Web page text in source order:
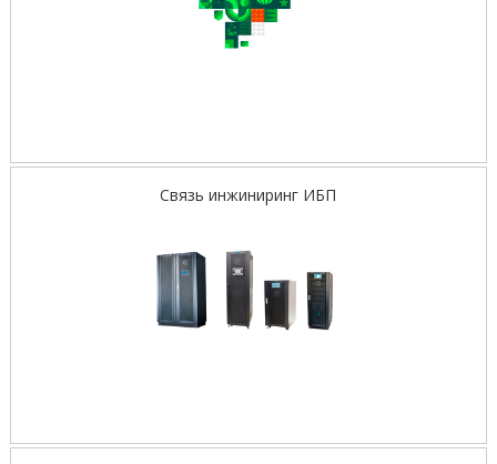
Связь инжиниринг ИБП